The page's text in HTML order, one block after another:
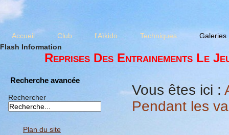
Accueil Club l'Aïkido Techniques
Galeries
Flash Information
Reprises Des Entrainements Le
Recherche avancée
Rechercher
Plan du site
Vous êtes ici :
Pendant les